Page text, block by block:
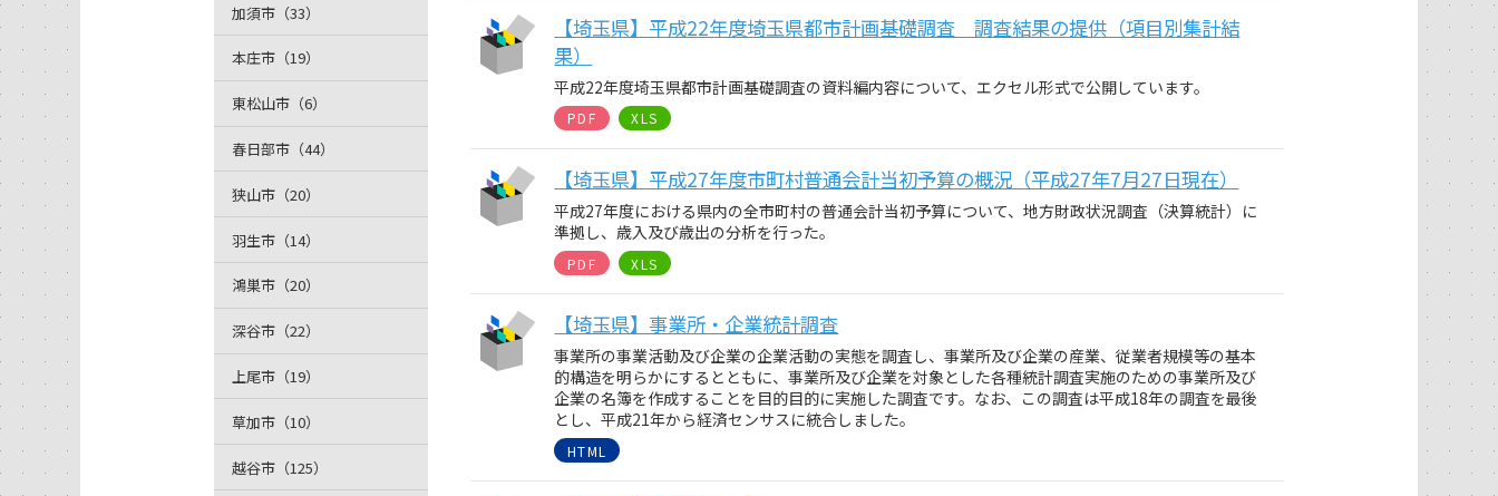
【埼玉県】平成22年度埼玉県都市計画基礎調査 調査結果の提供（項目別集計結
果）
平成22年度埼玉県都市計画基礎調査の資料編内容について、エクセル形式で公開しています。
PDF XLS
【埼玉県】平成27年度市町村普通会計当初予算の概況（平成27年7月27日現在）
平成27年度における県内の全市町村の普通会計当初予算について、地方財政状況調査（決算統計）に
準拠し、歳入及び歳出の分析を行った。
PDF XLS
【埼玉県】事業所・企業統計調査
事業所の事業活動及び企業の企業活動の実態を調査し、事業所及び企業の産業、従業者規模等の基本
的構造を明らかにするとともに、事業所及び企業を対象とした各種統計調査実施のための事業所及び
企業の名簿を作成することを目的目的に実施した調査です。なお、この調査は平成18年の調査を最後
とし、平成21年から経済センサスに統合しました。
HTML
加須市（33）
本庄市（19）
東松山市（6）
春日部市（44）
狭山市（20）
羽生市（14）
鴻巣市（20）
深谷市（22）
上尾市（19）
草加市（10）
越谷市（125）